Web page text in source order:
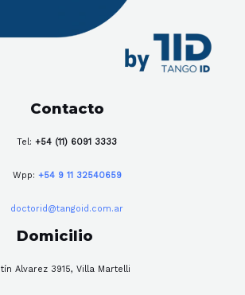
Contacto
Tel: +54 (11) 6091 3333
Wpp: +54 9 11 32540659
doctorid@tangoid.com.ar
Domicilio
Alvarez 3915, Villa Martelli